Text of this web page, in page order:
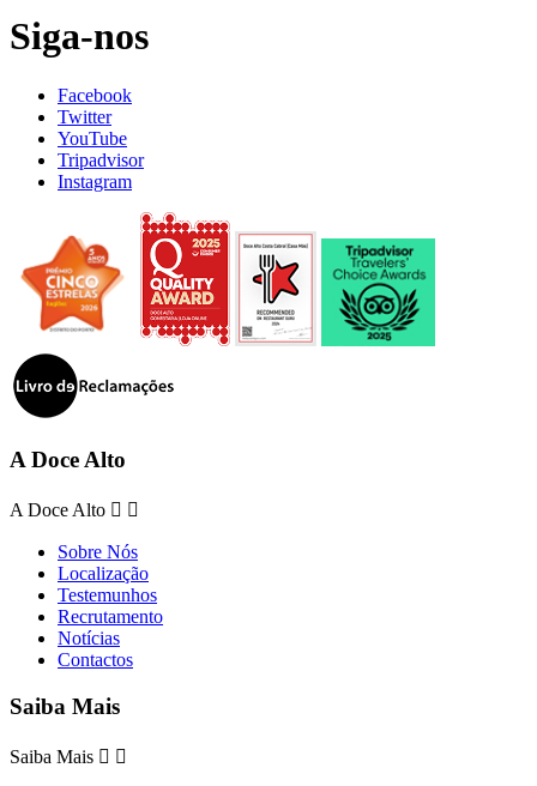
Siga-nos
Facebook
Twitter
YouTube
Tripadvisor
Instagram
A Doce Alto
A Doce Alto  
Sobre Nós
Localização
Testemunhos
Recrutamento
Notícias
Contactos
Saiba Mais
Saiba Mais  